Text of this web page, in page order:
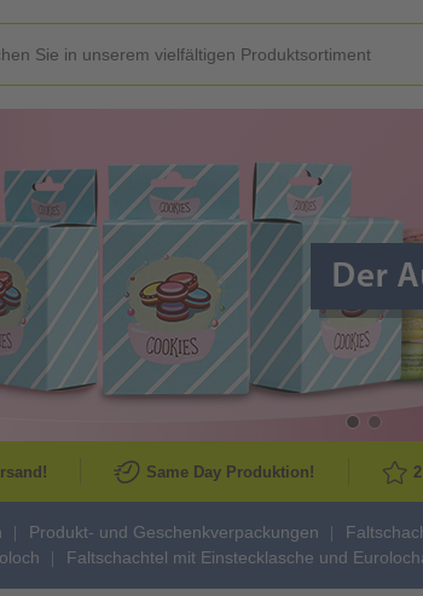
Same Day Produktion!
Produkt- und Geschenkverpackungen
Faltschachtel mit Einstecklasche und